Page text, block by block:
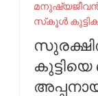
സ്‌കൂൾ